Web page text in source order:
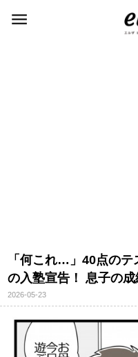
「何これ…」40点の
の入塾宣告！ 息子の
2026-05-23